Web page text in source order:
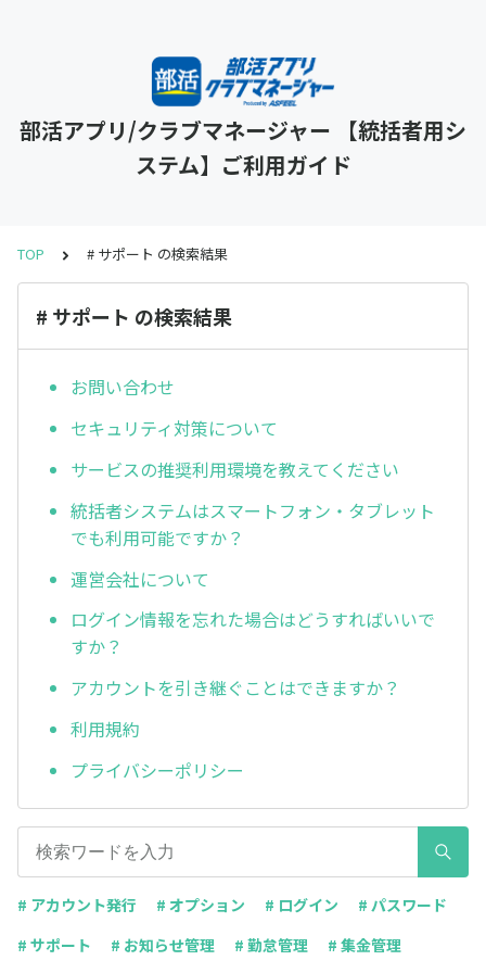
部活アプリ/クラブマネージャー 【統括者用シ
ステム】ご利用ガイド
TOP # サポート の検索結果
# サポート の検索結果
お問い合わせ
セキュリティ対策について
サービスの推奨利用環境を教えてください
統括者システムはスマートフォン・タブレット
でも利用可能ですか？
運営会社について
ログイン情報を忘れた場合はどうすればいいで
すか？
アカウントを引き継ぐことはできますか？
利用規約
プライバシーポリシー
# アカウント発行 # オプション # ログイン
# パスワード
# サポート
# お知らせ管理 # 勤怠管理 # 集金管理